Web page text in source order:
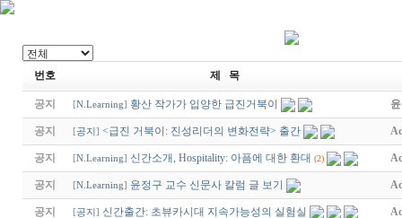
번호 제 목
공지 [N.Learning] 황산 작가가 입양한 급진거북이
공지 [공지 ] <급진 거북이: 진성리더의 변화전략> 출간
공지 [N.Learning] 신간소개, Hospitality: 아픔에 대한 환대 (2)
공지 [N.Learning] 윤정구 교수 신문사 칼럼 글 보기
공지 [공지 ] 신간출간: 초뷰카시대 지속가능성의 실험실